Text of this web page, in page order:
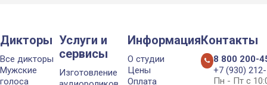
Дикторы
Все дикторы
Мужские
голоса
Услуги и
сервисы
Изготовление
Информация
О студии
Цены
Оплата
Контакты
8 800 200-
+7 (930)
Пн - Пт с